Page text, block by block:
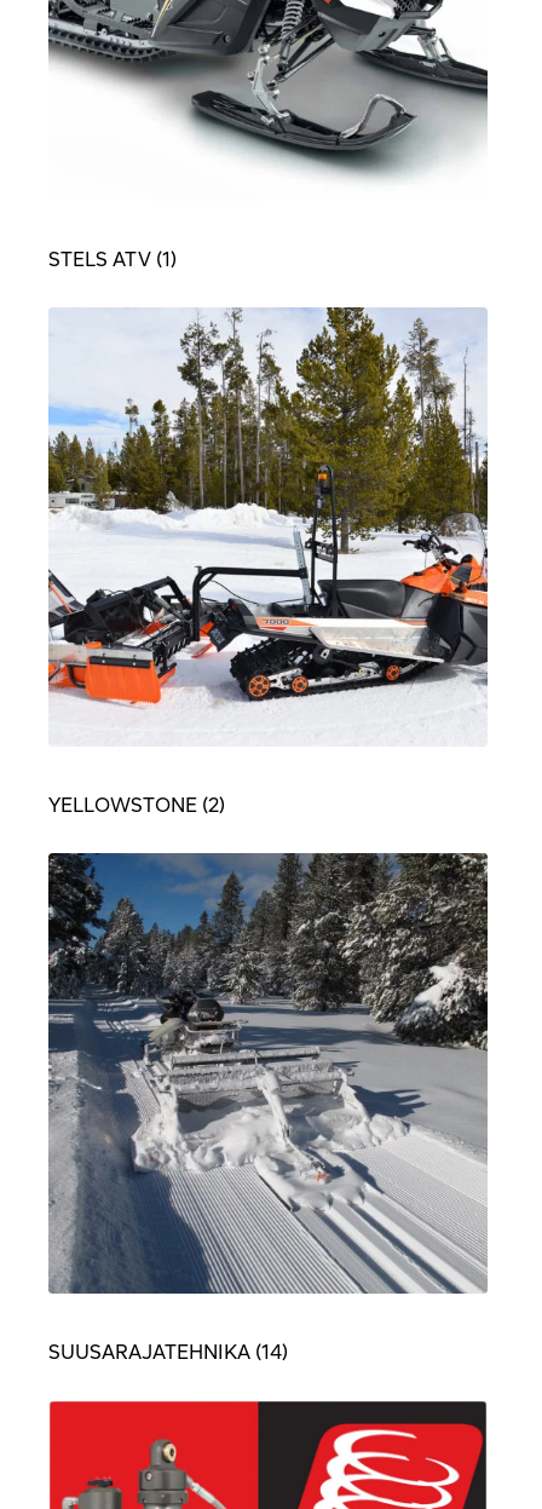
STELS ATV (1)
YELLOWSTONE (2)
SUUSARAJATEHNIKA (14)